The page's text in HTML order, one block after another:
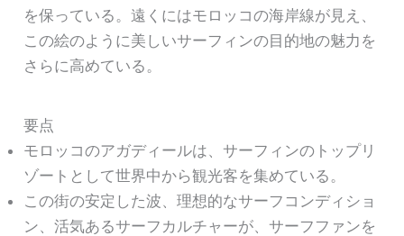
を保っている。遠くにはモロッコの海岸線が見え、
この絵のように美しいサーフィンの目的地の魅力を
さらに高めている。
要点
モロッコのアガディールは、サーフィンのトップリ
ゾートとして世界中から観光客を集めている。
この街の安定した波、理想的なサーフコンディショ
ン、活気あるサーフカルチャーが、サーフファンを